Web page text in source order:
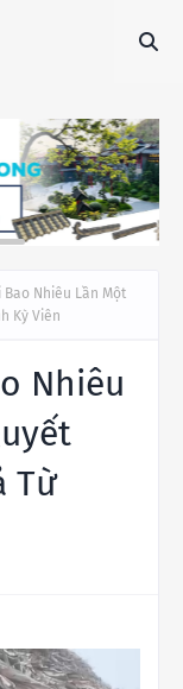
Bao Nhiêu Lần Một
Kỳ Viên
Nhiêu
Từ